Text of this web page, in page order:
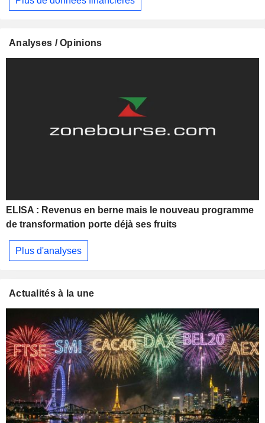
Analyses / Opinions
ELISA : Revenus en berne mais le nouveau programme
de transformation porte déjà ses fruits
Plus d'analyses
Actualités à la une